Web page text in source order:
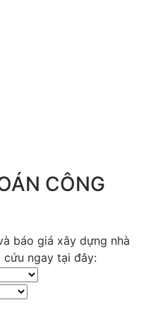
CÔNG
báo giá xây dựng nhà
ngay tại đây: